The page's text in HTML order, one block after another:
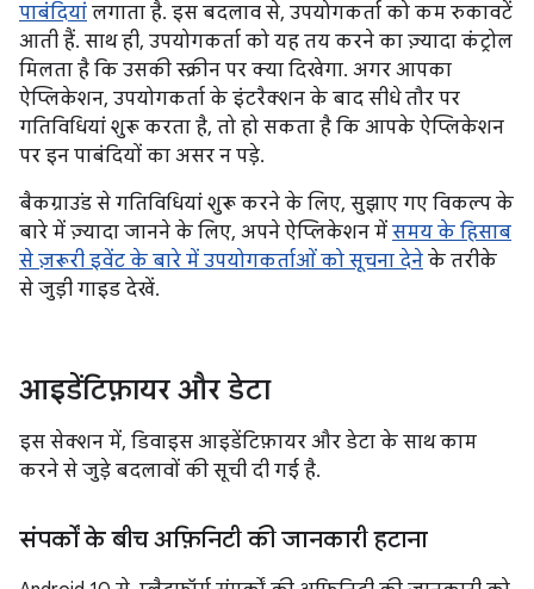
पाबंदियां लगाता है. इस बदलाव से, उपयोगकर्ता को कम रुकावटें
आती हैं. साथ ही, उपयोगकर्ता को यह तय करने का ज़्यादा कंट्रोल
मिलता है कि उसकी स्क्रीन पर क्या दिखेगा. अगर आपका
ऐप्लिकेशन, उपयोगकर्ता के इंटरैक्शन के बाद सीधे तौर पर
गतिविधियां शुरू करता है, तो हो सकता है कि आपके ऐप्लिकेशन
पर इन पाबंदियों का असर न पड़े.
बैकग्राउंड से गतिविधियां शुरू करने के लिए, सुझाए गए विकल्प के
बारे में ज़्यादा जानने के लिए, अपने ऐप्लिकेशन में समय के हिसाब
से ज़रूरी इवेंट के बारे में उपयोगकर्ताओं को सूचना देने के तरीके
से जुड़ी गाइड देखें.
आइडेंटिफ़ायर और डेटा
इस सेक्शन में, डिवाइस आइडेंटिफ़ायर और डेटा के साथ काम
करने से जुड़े बदलावों की सूची दी गई है.
संपर्कों के बीच अफ़िनिटी की जानकारी हटाना